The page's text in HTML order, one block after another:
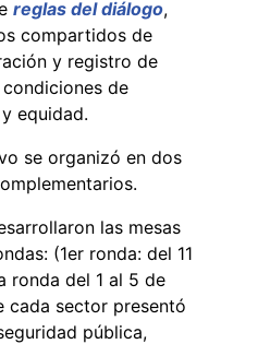
reglas del diálogo,
compartidos de
y registro de
de
equidad.
se organizó en dos
las mesas
(1er ronda: del 11
ronda del 1 al 5 de
cada sector presentó
pública,